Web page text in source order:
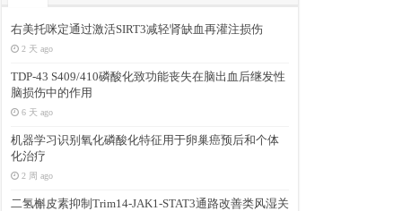
右美托咪定通过激活SIRT3减轻肾缺血再灌注损伤
2 天 ago
TDP-43 S409/410磷酸化致功能丧失在脑出血后继发性
脑损伤中的作用
6 天 ago
机器学习识别氧化磷酸化特征用于卵巢癌预后和个体
化治疗
2 周 ago
二氢槲皮素抑制Trim14-JAK1-STAT3通路改善类风湿关